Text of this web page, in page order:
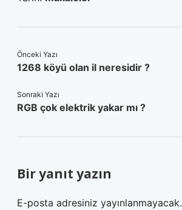
Önceki Yazı
1268 köyü olan il neresidir ?
Sonraki Yazı
RGB çok elektrik yakar mı ?
Bir yanıt yazın
E-posta adresiniz yayınlanmayacak.